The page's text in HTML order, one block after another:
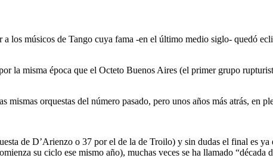
los músicos de Tango cuya fama -en el último medio siglo- quedó
la misma época que el Octeto Buenos Aires (el primer grupo
orquestas del número pasado, pero unos años más atrás, en
de D’Arienzo o 37 por el de la de Troilo) y sin dudas el final es
su ciclo ese mismo año), muchas veces se ha llamado “década